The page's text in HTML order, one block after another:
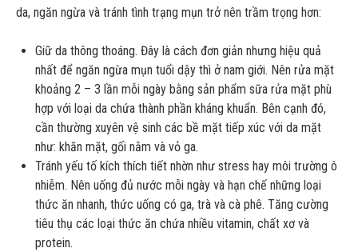
da, ngăn ngừa và tránh tình trạng mụn trở nên trầm trọng hơn:
Giữ da thông thoáng. Đây là cách đơn giản nhưng hiệu quả
nhất để ngăn ngừa mụn tuổi dậy thì ở nam giới. Nên rửa mặt
khoảng 2 – 3 lần mỗi ngày bằng sản phẩm sữa rửa mặt phù
hợp với loại da chứa thành phần kháng khuẩn. Bên cạnh đó,
cần thường xuyên vệ sinh các bề mặt tiếp xúc với da mặt
như: khăn mặt, gối nằm và vỏ ga.
Tránh yếu tố kích thích tiết nhờn như stress hay môi trường ô
nhiễm. Nên uống đủ nước mỗi ngày và hạn chế những loại
thức ăn nhanh, thức uống có ga, trà và cà phê. Tăng cường
tiêu thụ các loại thức ăn chứa nhiều vitamin, chất xơ và
protein.